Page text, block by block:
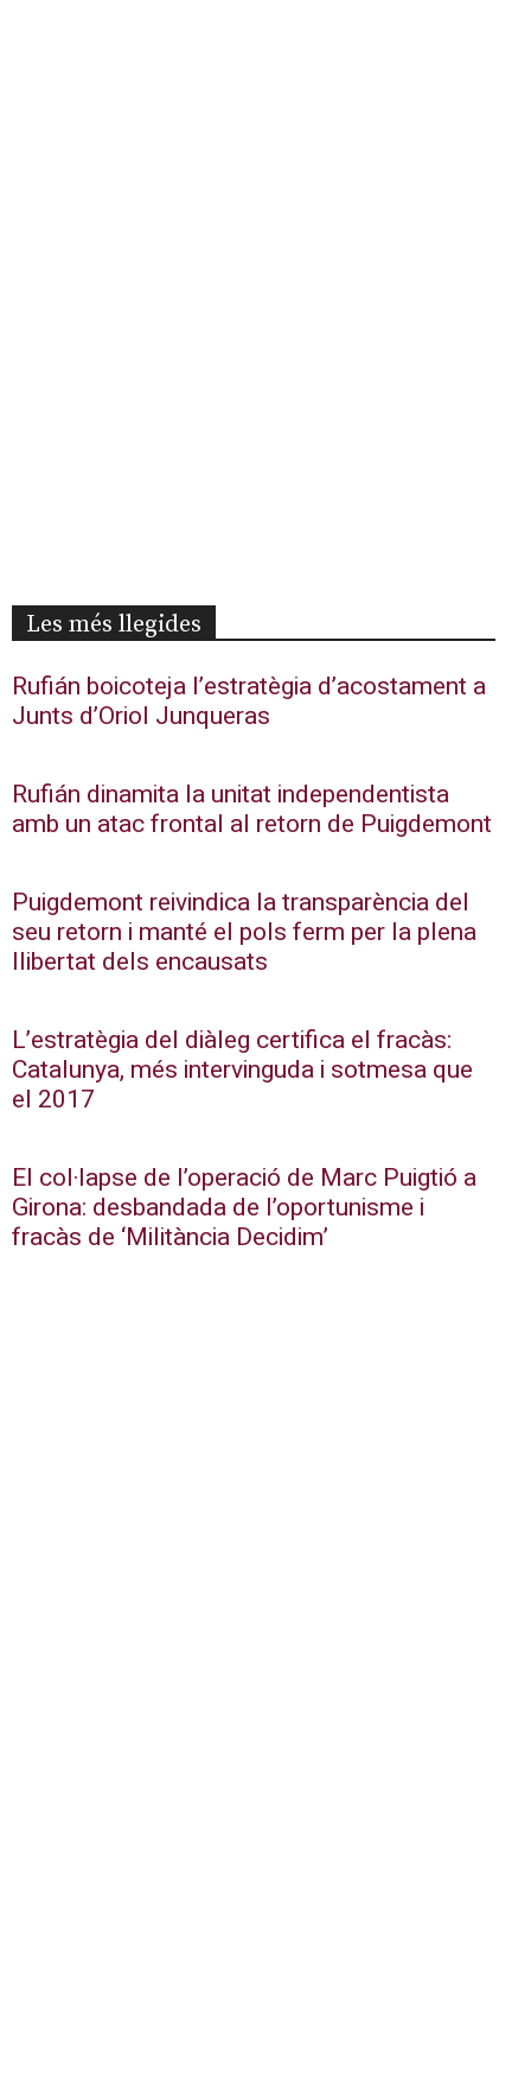
Les més llegides
Rufián boicoteja l’estratègia d’acostament a
Junts d’Oriol Junqueras
Rufián dinamita la unitat independentista
amb un atac frontal al retorn de Puigdemont
Puigdemont reivindica la transparència del
seu retorn i manté el pols ferm per la plena
llibertat dels encausats
L’estratègia del diàleg certifica el fracàs:
Catalunya, més intervinguda i sotmesa que
el 2017
El col·lapse de l’operació de Marc Puigtió a
Girona: desbandada de l’oportunisme i
fracàs de ‘Militància Decidim’